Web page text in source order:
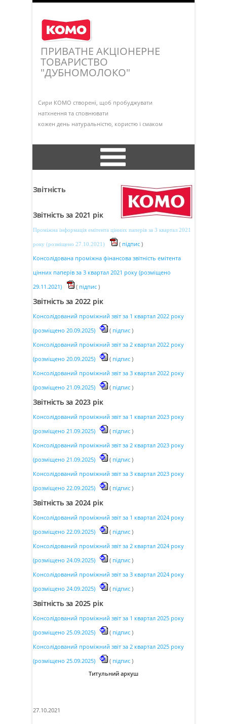
ПРИВАТНЕ АКЦІОНЕРНЕ
ТОВАРИСТВО
"ДУБНОМОЛОКО"
Сири КОМО створені, щоб пробуджувати
натхнення та сповнювати
кожен день натуральністю, користю і смаком
Інформація про підприємство
Установчі документи
Повідомлення про збори
Для акціонерів
Звітність
Розкриття інформації
Звітність
Звітність за 2021 рік
Проміжна інформація емітента цінних паперів за 3 квартал 2021
року (розміщено 27.10.2021) (підпис )
Консолідована проміжна фінансова звітність емітента
цінних паперів за 3 квартал 2021 року (розміщено
29.11.2021)
(підпис )
Звітність за 2022 рік
Консолідований проміжний звіт за 1 квартал 2022 року
(розміщено 20.09.2025)
(підпис )
Консолідований проміжний звіт за 2 квартал 2022 року
(розміщено 20.09.2025)
(підпис )
Консолідований проміжний звіт за 3 квартал 2022 року
(розміщено 21.09.2025)
(підпис )
Звітність за 2023 рік
Консолідований проміжний звіт за 1 квартал 2023 року
(розміщено 21.09.2025)
(підпис )
Консолідований проміжний звіт за 2 квартал 2023 року
(розміщено 21.09.2025)
(підпис )
Консолідований проміжний звіт за 3 квартал 2023 року
(розміщено 22.09.2025)
(підпис )
Звітність за 2024 рік
Консолідований проміжний звіт за 1 квартал 2024 року
(розміщено 22.09.2025)
(підпис )
Консолідований проміжний звіт за 2 квартал 2024 року
(розміщено 24.09.2025)
(підпис )
Консолідований проміжний звіт за 3 квартал 2024 року
(розміщено 24.09.2025)
(підпис )
Звітність за 2025 рік
Консолідований проміжний звіт за 1 квартал 2025 року
(розміщено 25.09.2025)
(підпис )
Консолідований проміжний звіт за 2 квартал 2025 року
(розміщено 25.09.2025)
(підпис )
Титульний аркуш
27.10.2021